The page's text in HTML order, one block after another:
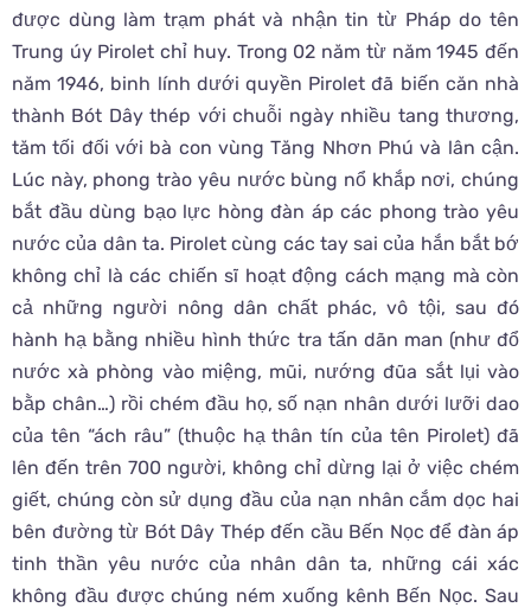
được dùng làm trạm phát và nhận tin từ Pháp do tên
Trung úy Pirolet chỉ huy. Trong 02 năm từ năm 1945 đến
năm 1946, binh lính dưới quyền Pirolet đã biến căn nhà
thành Bót Dây thép với chuỗi ngày nhiều tang thương,
tăm tối đối với bà con vùng Tăng Nhơn Phú và lân cận.
Lúc này, phong trào yêu nước bùng nổ khắp nơi, chúng
bắt đầu dùng bạo lực hòng đàn áp các phong trào yêu
nước của dân ta. Pirolet cùng các tay sai của hắn bắt bớ
không chỉ là các chiến sĩ hoạt động cách mạng mà còn
cả những người nông dân chất phác, vô tội, sau đó
hành hạ bằng nhiều hình thức tra tấn dãn man (như đổ
nước xà phòng vào miệng, mũi, nướng đũa sắt lụi vào
bằp chân…) rồi chém đầu họ, số nạn nhân dưới lưỡi dao
của tên “ách râu” (thuộc hạ thân tín của tên Pirolet) đã
lên đến trên 700 người, không chỉ dừng lại ở việc chém
giết, chúng còn sử dụng đầu của nạn nhân cắm dọc hai
bên đường từ Bót Dây Thép đến cầu Bến Nọc để đàn áp
tinh thần yêu nước của nhân dân ta, những cái xác
không đầu được chúng ném xuống kênh Bến Nọc. Sau